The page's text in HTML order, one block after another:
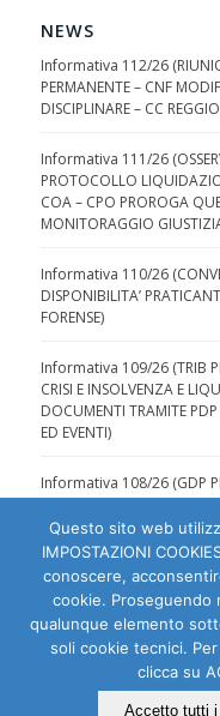
NEWS
Informativa 112/26
PERMANENTE – CNF
DISCIPLINARE – CC
Informativa 111/26
PROTOCOLLO
COA – CPO PROROGA
MONITORAGGIO
Informativa 110/26
DISPONIBILITA’
FORENSE)
Informativa 109/26 (TRIB
CRISI E INSOLVENZA E
DOCUMENTI TRAMITE
ED EVENTI)
Informativa 108/26 (GDP
Ordine degli
Dichiarazione di
Questo sito web
IMPOSTAZIONI
conoscere,
cookie. Proseguendo
qualunque elemento
soli cookie tecnici.
clicca su
Accetto tutti i